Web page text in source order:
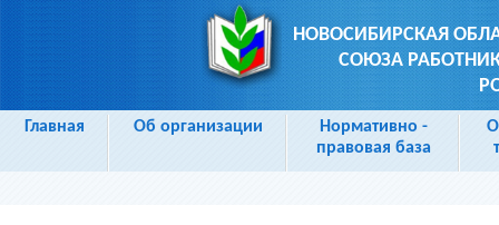
НОВОСИБИРСКАЯ
СОЮЗА
Главная Об организации
Нормативно -
правовая база